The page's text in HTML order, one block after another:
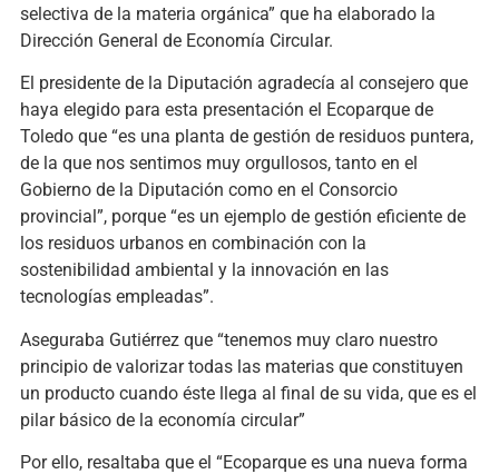
selectiva de la materia orgánica” que ha elaborado la
Dirección General de Economía Circular.
El presidente de la Diputación agradecía al consejero que
haya elegido para esta presentación el Ecoparque de
Toledo que “es una planta de gestión de residuos puntera,
de la que nos sentimos muy orgullosos, tanto en el
Gobierno de la Diputación como en el Consorcio
provincial”, porque “es un ejemplo de gestión eficiente de
los residuos urbanos en combinación con la
sostenibilidad ambiental y la innovación en las
tecnologías empleadas”.
Aseguraba Gutiérrez que “tenemos muy claro nuestro
principio de valorizar todas las materias que constituyen
un producto cuando éste llega al final de su vida, que es el
pilar básico de la economía circular”
Por ello, resaltaba que el “Ecoparque es una nueva forma